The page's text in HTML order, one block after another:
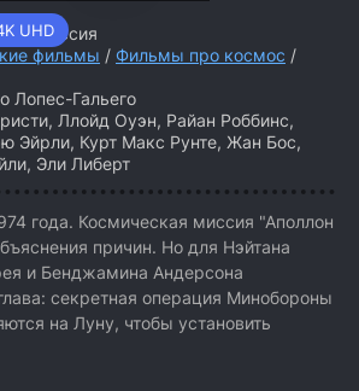
UHDРоссия
фильмы / Фильмы про космос /
Лопес-Гальего
Ллойд Оуэн, Райан Роббинс,
Эйрли, Курт Макс Рунте, Жан Бос,
Эли Либерт
года. Космическая миссия "Аполлон
причин. Но для Нэйтана
и Бенджамина Андерсона
секретная операция Минобороны
на Луну, чтобы установить